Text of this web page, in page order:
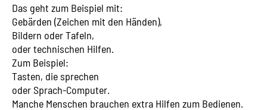
Das geht zum Beispiel mit:
Gebärden (Zeichen mit den Händen),
Bildern oder Tafeln,
oder technischen Hilfen.
Zum Beispiel:
Tasten, die sprechen
oder Sprach-Computer.
Manche Menschen brauchen extra Hilfen zum Bedienen.